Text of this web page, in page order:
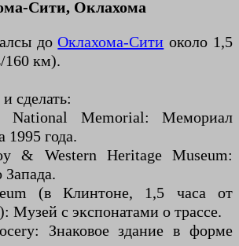
Сити, Оклахома
доОклахома-Сити около 1,5
160 км).
сделать:
National Memorial: Мемориал
1995 года.
& Western Heritage Museum:
(в Клинтоне, 1,5 часа от
Музей с экспонатами о трассе.
Знаковое здание в форме